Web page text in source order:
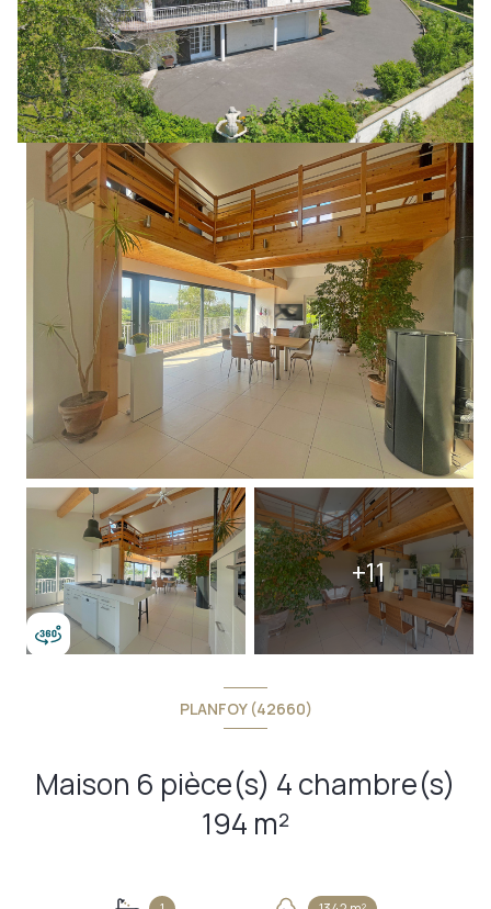
+11
PLANFOY (42660)
Maison 6 pièce(s) 4 chambre(s)
194 m²